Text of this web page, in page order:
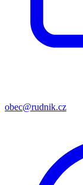
obec@rudnik.cz